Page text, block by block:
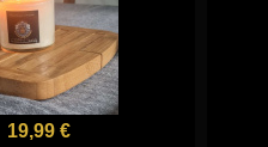
19,99 €